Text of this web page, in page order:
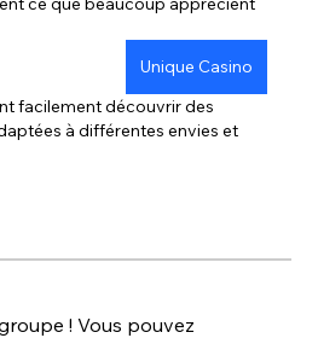
Unique Casino
à différentes envies et
! Vous pouvez